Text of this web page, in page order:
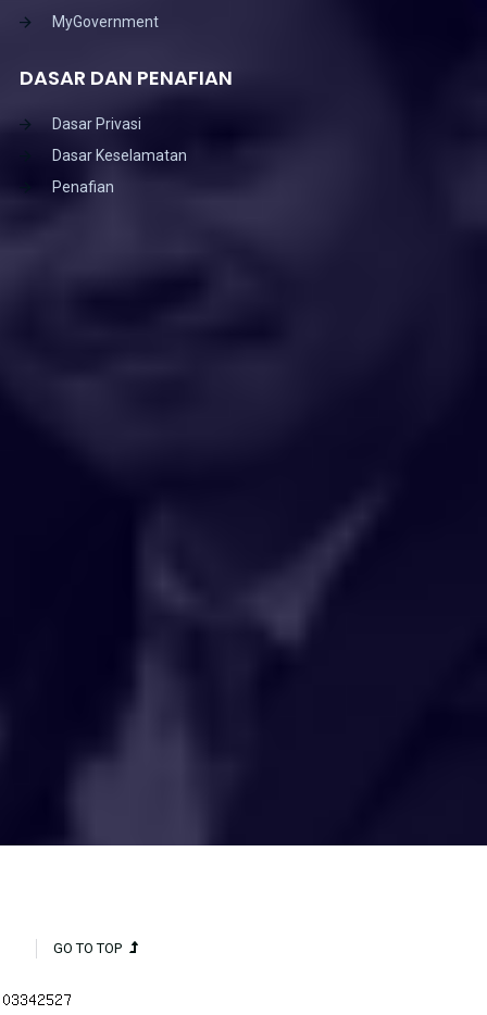
MyGovernment
DASAR DAN PENAFIAN
Dasar Privasi
Dasar Keselamatan
Penafian
GO TO TOP